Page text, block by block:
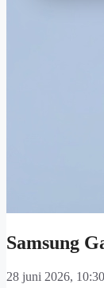
Samsung
28 juni 2026, 10:30